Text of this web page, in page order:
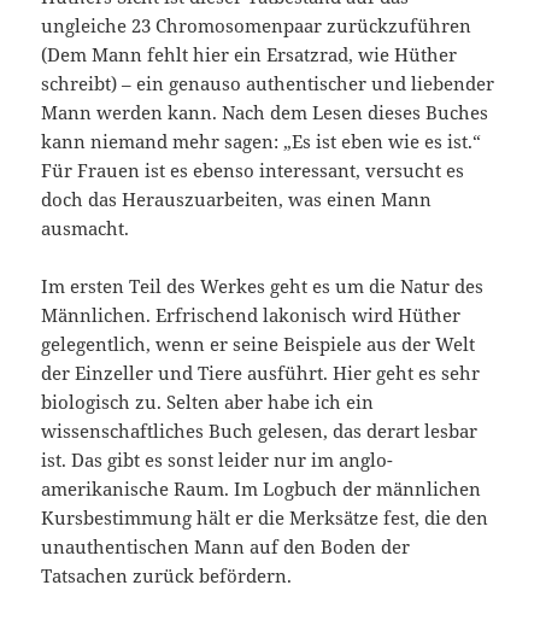
ungleiche 23 Chromosomenpaar zurückzuführen
(Dem Mann fehlt hier ein Ersatzrad, wie Hüther
schreibt) – ein genauso authentischer und liebender
Mann werden kann. Nach dem Lesen dieses Buches
kann niemand mehr sagen: „Es ist eben wie es ist.“
Für Frauen ist es ebenso interessant, versucht es
doch das Herauszuarbeiten, was einen Mann
ausmacht.
Im ersten Teil des Werkes geht es um die Natur des
Männlichen. Erfrischend lakonisch wird Hüther
gelegentlich, wenn er seine Beispiele aus der Welt
der Einzeller und Tiere ausführt. Hier geht es sehr
biologisch zu. Selten aber habe ich ein
wissenschaftliches Buch gelesen, das derart lesbar
ist. Das gibt es sonst leider nur im anglo-
amerikanische Raum. Im Logbuch der männlichen
Kursbestimmung hält er die Merksätze fest, die den
unauthentischen Mann auf den Boden der
Tatsachen zurück befördern.